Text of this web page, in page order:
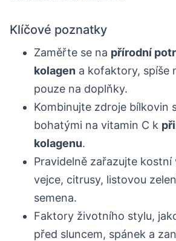
Klíčové poznatky
Zaměřte se na přírodní
kolagen a kofaktory, spíše
pouze na doplňky.
Kombinujte zdroje bílkovin
bohatými na vitamin C k
kolagenu.
Pravidelně zařazujte kostní
vejce, citrusy, listovou
semena.
Faktory životního stylu,
před sluncem, spánek a